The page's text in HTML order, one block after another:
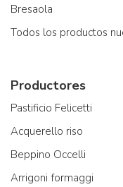
Bresaola
Todos los productos
Productores
Pastificio Felicetti
Acquerello riso
Beppino Occelli
Arrigoni formaggi